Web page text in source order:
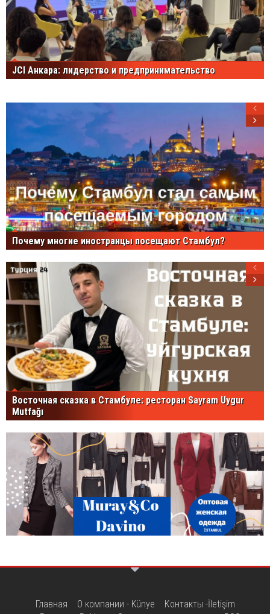
JCI Анкара: лидерство и предпринимательство
Почему многие иностранцы посещают Стамбул?
Восточная сказка в Стамбуле: ресторан Sayram Uygur
Mutfağı
Главная О компании - Künye
Контакты -İletişim